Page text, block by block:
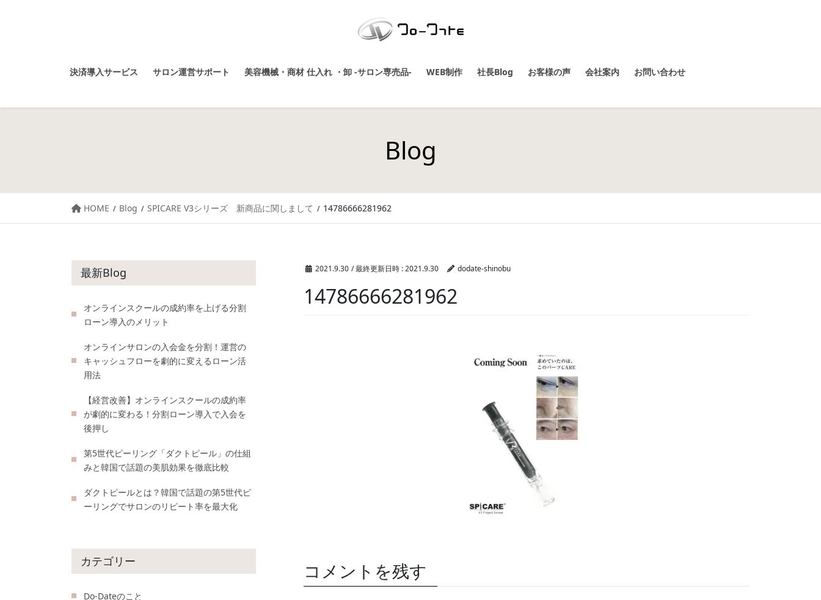
決済導入サービス サロン運営サポート 美容機械・商材 仕入れ ・卸 -サロン専売品- WEB制作 社長Blog お客様の声 会社案内 お問い合わせ
Blog
HOME Blog SPICARE V3シリーズ 新商品に関しまして 14786666281962
2021.9.30 / 最終更新日時 :2021.9.30 dodate-shinobu
14786666281962
コメントを残す
最新Blog
オンラインスクールの成約率を上げる分割
ローン導入のメリット
オンラインサロンの入会金を分割！運営の
キャッシュフローを劇的に変えるローン活
用法
【経営改善】オンラインスクールの成約率
が劇的に変わる！分割ローン導入で入会を
後押し
第5世代ピーリング「ダクトピール」の仕組
みと韓国で話題の美肌効果を徹底比較
ダクトピールとは？韓国で話題の第5世代ピ
ーリングでサロンのリピート率を最大化
カテゴリー
Do-Dateのこと